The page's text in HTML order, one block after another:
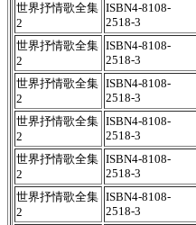
世界抒情歌全集
2
ISBN4-8108-
2518-3
世界抒情歌全集
2
ISBN4-8108-
2518-3
世界抒情歌全集
2
ISBN4-8108-
2518-3
世界抒情歌全集
2
ISBN4-8108-
2518-3
世界抒情歌全集
2
ISBN4-8108-
2518-3
世界抒情歌全集
2
ISBN4-8108-
2518-3